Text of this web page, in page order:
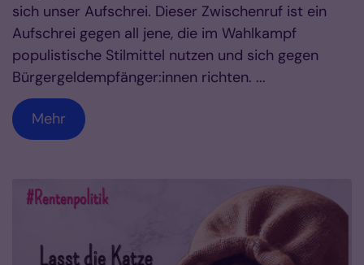
sich unser Aufschrei. Dieser Zwischenruf ist ein
Aufschrei gegen all jene, die im Wahlkampf
populistische Stilmittel nutzen und sich gegen
Bürgergeldempfänger:innen richten. ...
Mehr